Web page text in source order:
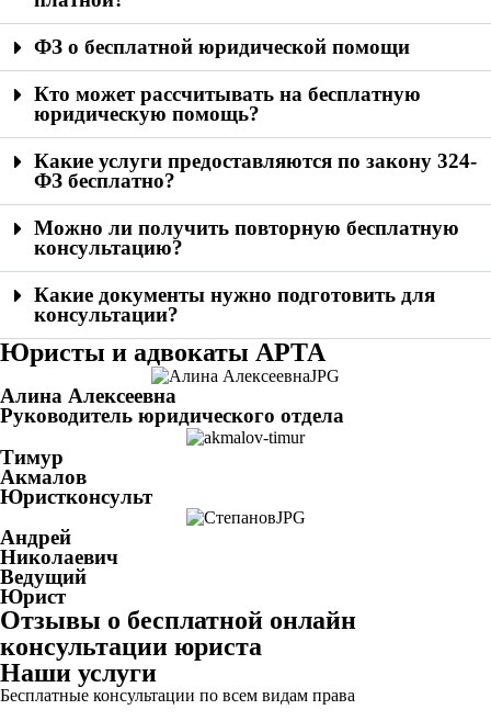
ФЗ о бесплатной юридической помощи
Кто может рассчитывать на бесплатную
юридическую помощь?
Какие услуги предоставляются по закону 324-
ФЗ бесплатно?
Можно ли получить повторную бесплатную
консультацию?
Какие документы нужно подготовить для
консультации?
Юристы и адвокаты АРТА
Алина Алексеевна
Руководитель юридического отдела
Тимур
Акмалов
Юристконсульт
Андрей
Николаевич
Ведущий
Юрист
Отзывы о бесплатной онлайн
консультации юриста
Наши услуги
Бесплатные консультации по всем видам права